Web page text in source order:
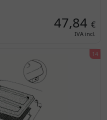
47,84 €
IVA incl.